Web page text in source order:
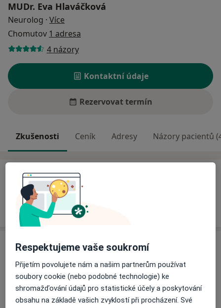
MUDr. Eva Hlaváčková
Neurolog · Více
Chomutov 1 adresa
4 názory
Kontaktní údaje
Rezervovat termín
Zkušenosti Ceník Adresy Názory pacientů
Zkušenosti
Odborník na:
Rehabilitační a fyzikální medicína
Neurologie
Ceník
Informace o službách a cenách nejsou k dispozici
Tento specialista ještě nepřidával žádné informace o
svých službách.
Respektujeme vaše soukromí
Přijetím povolujete nám a našim partnerům používat
soubory cookie (nebo podobné technologie) ke
shromažďování údajů pro statistické účely a poskytování
obsahu na základě vašich zvyklostí při procházení. Své